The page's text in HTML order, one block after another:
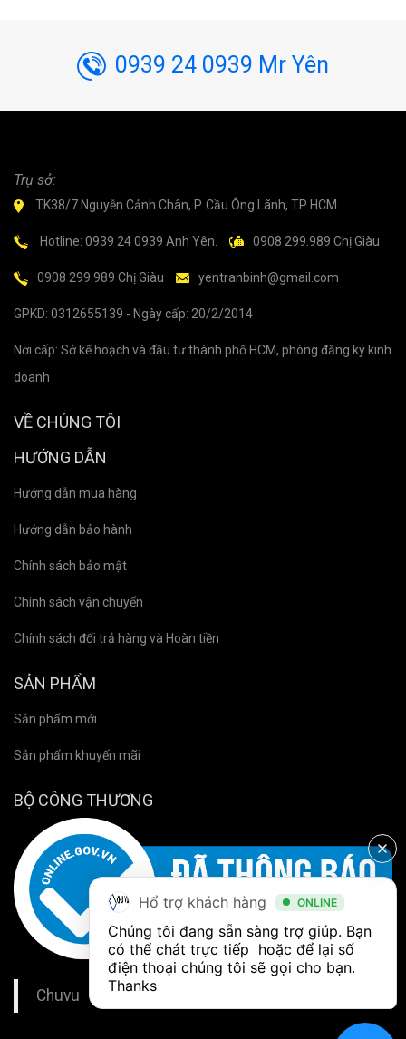
0939 24 0939 Mr Yên
Trụ sở:
TK38/7 Nguyễn Cảnh Chân, P. Cầu Ông Lãnh, TP HCM
Hotline: 0939 24 0939 Anh Yên. 0908 299.989 Chị Giàu
0908 299.989 Chị Giàu yentranbinh@gmail.com
GPKD: 0312655139 - Ngày cấp: 20/2/2014
Nơi cấp: Sở kế hoạch và đầu tư thành phố HCM, phòng đăng ký kinh
doanh
VỀ CHÚNG TÔI
HƯỚNG DẪN
Hướng dẫn mua hàng
Hướng dẫn bảo hành
Chính sách bảo mật
Chính sách vận chuyển
Chính sách đổi trả hàng và Hoàn tiền
SẢN PHẨM
Sản phẩm mới
Sản phẩm khuyến mãi
BỘ CÔNG THƯƠNG
Chuvu
Hổ trợ khách hàng ONLINE
Chúng tôi đang sẵn sàng trợ giúp. Bạn
có thể chát trực tiếp  hoặc để lại số
điện thoại chúng tôi sẽ gọi cho bạn.
Thanks